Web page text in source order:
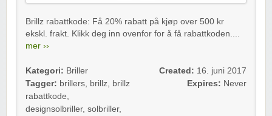
Brillz rabattkode: Få 20% rabatt på kjøp over 500 kr
ekskl. frakt. Klikk deg inn ovenfor for å få rabattkoden....
mer ››
Kategori: Briller
Tagger: brillers, brillz, brillz
rabattkode,
designsolbriller, solbriller,
Created: 16. juni 2017
Expires: Never